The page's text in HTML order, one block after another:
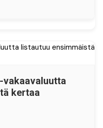
vakaavaluutta
kertaa